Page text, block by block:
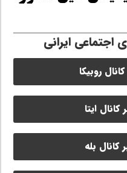
ایرانی
روبیکا
ایتا
بله